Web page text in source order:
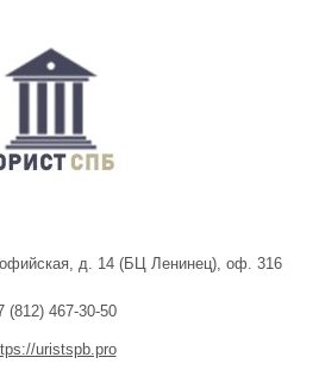
д. 14 (БЦ Ленинец), оф. 316
(812) 467-30-50
uristspb.pro